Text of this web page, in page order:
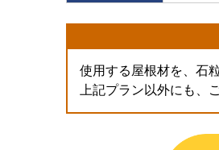
使用する屋根材を、石
上記プラン以外にも、